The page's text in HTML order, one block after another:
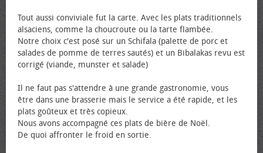
Tout aussi conviviale fut la carte. Avec les plats traditionnels
alsaciens, comme la choucroute ou la tarte flambée.
Notre choix c'est posé sur un Schifala (palette de porc et
salades de pomme de terres sautés) et un Bibalakas revu est
corrigé (viande, munster et salade)
Il ne faut pas s'attendre à une grande gastronomie, vous
être dans une brasserie mais le service a été rapide, et les
plats goûteux et très copieux.
Nous avons accompagné ces plats de bière de Noël.
De quoi affronter le froid en sortie.